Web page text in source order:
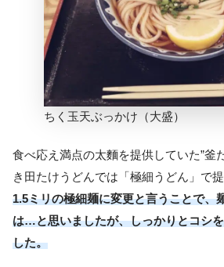
ちく玉天ぶっかけ（大盛）
食べ応え満点の太麵を提供していた”釜
き田たけうどんでは「極細うどん」で提
1.5ミリの極細麺に変更と言うことで、
は…と思いましたが、しっかりとコシ
した。